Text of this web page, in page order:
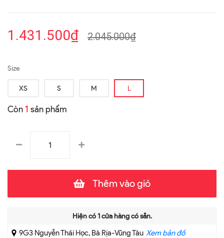
1.431.500₫ 2.045.000₫
Size
XS S M L
Còn 1 sản phẩm
Thêm vào giỏ
Hiện có1cửa hàng có sẵn.
9G3 Nguyễn Thái Học, Bà Rịa-Vũng Tàu Xem bản đồ